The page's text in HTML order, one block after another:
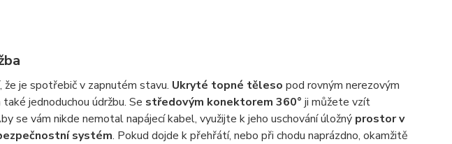
že je spotřebič v zapnutém stavu. Ukryté topné těleso pod rovným nerezovým
jednoduchou údržbu. Se středovým konektorem 360° ji můžete vzít
se vám nikde nemotal napájecí kabel, využijte k jeho uschování úložný prostor v
systém. Pokud dojde k přehřátí, nebo při chodu naprázdno, okamžitě